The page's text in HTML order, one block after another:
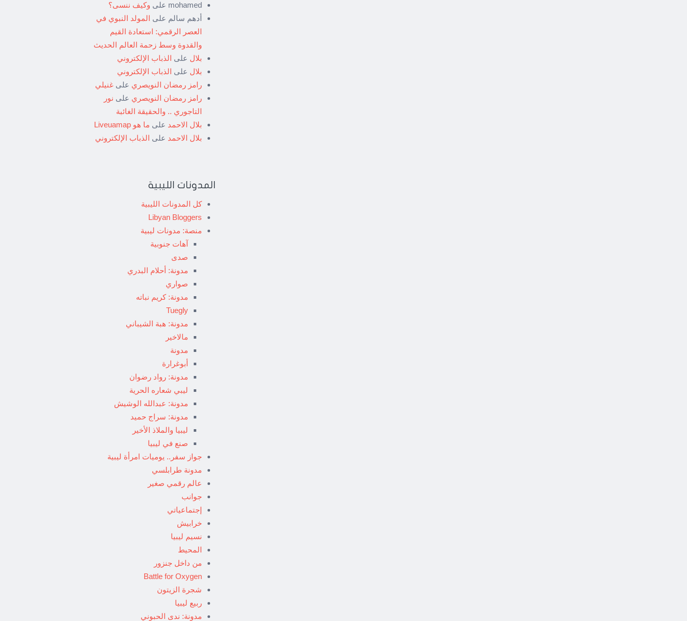
mohamed على وكيف ننسى؟
أدهم سالم على المولد النبوي في
العصر الرقمي: استعادة القيم
والقدوة وسط زحمة العالم الحديث
بلال على الذباب الإلكتروني
بلال على الذباب الإلكتروني
رامز رمضان النويصري على غنيلي
رامز رمضان النويصري على نور
التاجوري .. والحقيقة الغائبة
بلال الاحمد على ما هو Liveuamap
بلال الاحمد على الذباب الإلكتروني
المدونات الليبية
كل المدونات الليبية
Libyan Bloggers
منصة: مدونات ليبية
آهات جنوبية
صدى
مدونة: أحلام البدري
صواري
مدونة: كريم نباته
Tuegly
مدونة: هبة الشيباني
مالاخير
مدونة
أبوغرارة
مدونة: رواد رضوان
ليبي شعاره الحرية
مدونة: عبدالله الوشيش
مدونة: سراج حميد
ليبيا والملاذ الأخير
صنع في ليبيا
جواز سفر.. يوميات امرأة ليبية
مدونة طرابلسي
عالم رقمي صغير
جوانب
إجتماعياتي
خرابيش
نسيم ليبيا
المحيط
من داخل جنزور
Battle for Oxygen
شجرة الزيتون
ربيع ليبيا
مدونة: ندى الحبوني